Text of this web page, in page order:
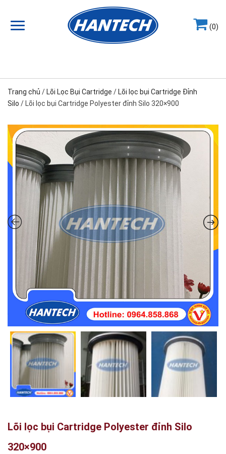
(0)
Trang chủ / Lõi Lọc Bụi Cartridge / Lõi lọc bụi Cartridge Đỉnh
Silo / Lõi lọc bụi Cartridge Polyester đỉnh Silo 320×900
Lõi lọc bụi Cartridge Polyester đỉnh Silo
320×900